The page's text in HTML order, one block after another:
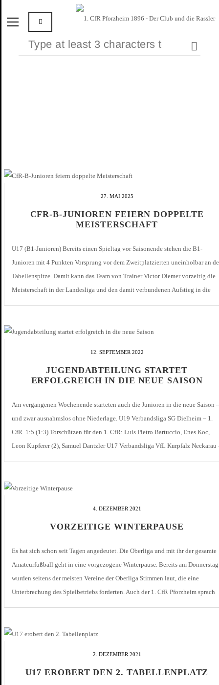
27. MAI 2025
CFR-B-JUNIOREN FEIERN DOPPELTE
MEISTERSCHAFT
U17 (B1-Junioren) Bereits einen Spieltag vor Saisonende stehen die B1-
Junioren mit 4 Punkten Vorsprung vor dem Zweitplatzierten uneinholbar an
Tabellenspitze. Damit kann das Team von Trainer Victor Diemer vorzeitig die
Meisterschaft in der Landesliga und den damit verbundenen Aufstieg in die
Verbandsliga Baden feiern. Insgesamt erreichte die Mannschaft 14 Siege und 4
12. SEPTEMBER 2022
JUGENDABTEILUNG STARTET
ERFOLGREICH IN DIE NEUE SAISON
Am vergangenen Wochenende starteten auch die Junioren in die neue Saison –
und zwar ausnahmslos ohne Niederlage. U19 Verbandsliga SG Dielheim – 1.
CfR 1:5 (1:3) Torschützen für den 1. CfR: Luis Pietro Bartuccio, Enes Koc,
Leon Kupferer (2), Samuel Dantzler U17 Verbandsliga VfL Kurpfalz Neckarau
4. DEZEMBER 2021
VORZEITIGE WINTERPAUSE
Es hat sich schon seit Tagen angedeutet. Die Oberliga und mit ihr der gesamte
Amateurfußball geht in eine vorgezogene Winterpause. Bereits am Donnerstag
wurden seitens der meisten Vereine der Oberliga Stimmen laut, die eine
Unterbrechung des Spielbetriebs forderten. Auch der 1. CfR Pforzheim sprach
2. DEZEMBER 2021
U17 EROBERT DEN 2. TABELLENPLATZ